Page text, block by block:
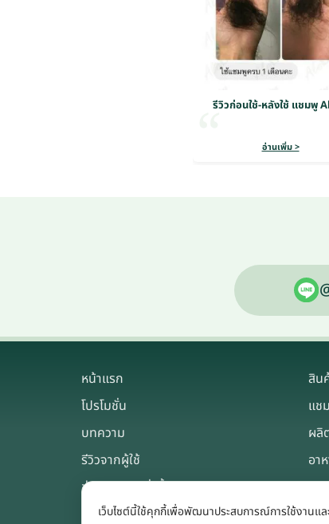
รีวิวก่อนใช้-หลังใช้ แชมพู
อ่านเพิ่ม >
หน้าแรก
โปรโมชั่น
บทความ
รีวิวจากผู้ใช้
ช่องทางการสั่งซื้อ
สิน
แช
ผลิ
อา
เว็บไซต์นี้ใช้คุกกี้เพื่อพัฒนาประสบการณ์การใช้งานแ